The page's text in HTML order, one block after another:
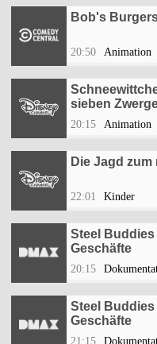
Bob's
20:50 Animation
sieben
20:15 Animation
Die Jagd
22:01 Kinder
Steel
Geschäfte
20:15
Steel
Geschäfte
21:15